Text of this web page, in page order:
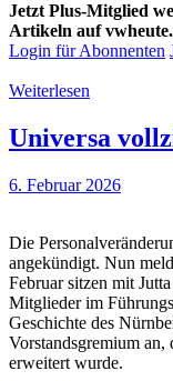
Jetzt Plus-Mitglied
Artikeln auf
Login für Abonnenten
Weiterlesen
Universa
6. Februar 2026
Die
angekündigt. Nun
Februar sitzen mit
Mitglieder im
Geschichte des
Vorstandsgremium
erweitert wurde.